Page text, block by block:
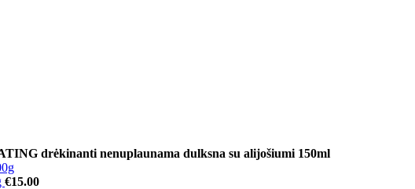
drėkinanti nenuplaunama dulksna su alijošiumi 150ml
€15.00